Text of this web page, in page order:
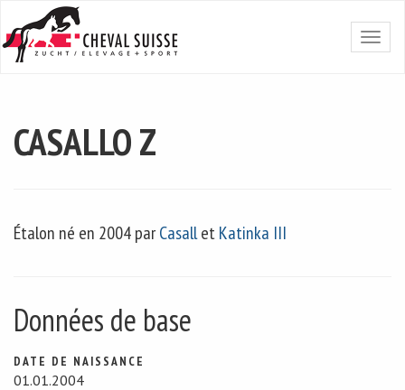
CASALLO Z
Étalon né en 2004 parCasalletKatinka III
Données de base
DATE DE NAISSANCE
01.01.2004